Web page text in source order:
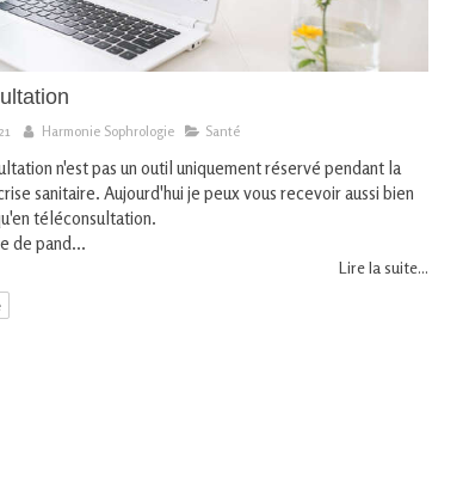
Harmonie Sophrologie Santé
n'est pas un outil uniquement réservé pendant la
sanitaire. Aujourd'hui je peux vous recevoir aussi bien
téléconsultation.
de pand...
Lire la suite...